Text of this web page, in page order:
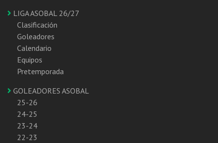
LIGA ASOBAL 26/27
Clasificación
Goleadores
Calendario
Equipos
Pretemporada
GOLEADORES ASOBAL
25-26
24-25
23-24
22-23